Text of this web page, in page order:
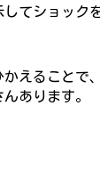
てショック
えることで
あります。